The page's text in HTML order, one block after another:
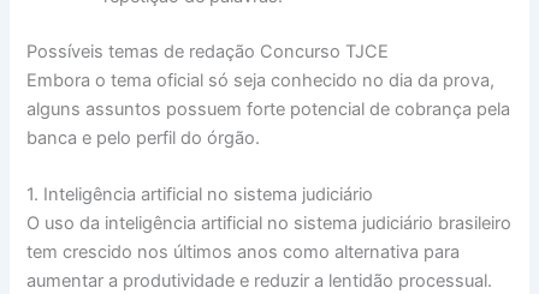
Possíveis temas de redação Concurso TJCE
Embora o tema oficial só seja conhecido no dia da prova,
alguns assuntos possuem forte potencial de cobrança pela
banca e pelo perfil do órgão.
1. Inteligência artificial no sistema judiciário
O uso da inteligência artificial no sistema judiciário brasileiro
tem crescido nos últimos anos como alternativa para
aumentar a produtividade e reduzir a lentidão processual.